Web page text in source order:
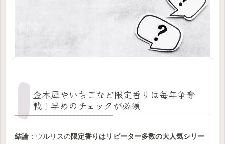
金木犀やいちごなど限定香りは毎年争奪
戦！早めのチェックが必須
結論 ：ウルリスの限定香りはリピーター多数の大人気シリー